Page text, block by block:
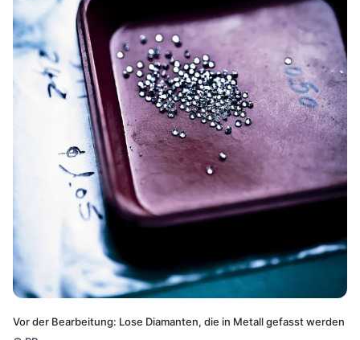
Vor der Bearbeitung: Lose Diamanten, die in Metall gefasst werden